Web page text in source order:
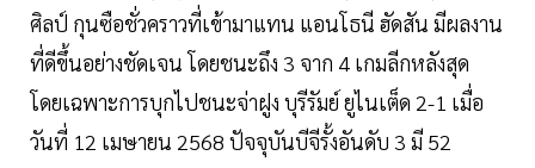
ศิลป์ กุนซือชั่วคราวที่เข้ามาแทน แอนโธนี ฮัดสัน มีผลงาน
ที่ดีขึ้นอย่างชัดเจน โดยชนะถึง 3 จาก 4 เกมลีกหลังสุด
โดยเฉพาะการบุกไปชนะจ่าฝูง บุรีรัมย์ ยูไนเต็ด 2-1 เมื่อ
วันที่ 12 เมษายน 2568 ปัจจุบันบีจีรั้งอันดับ 3 มี 52